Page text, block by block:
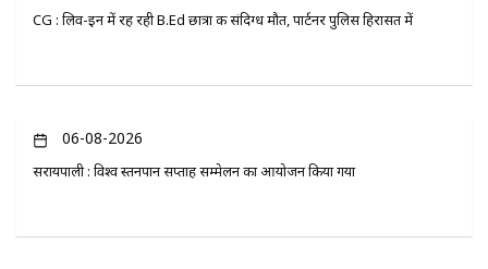
CG : लिव-इन में रह रही B.Ed छात्रा की संदिग्ध मौत, पार्टनर पुलिस हिरासत में
06-08-2026
सरायपाली : विश्व स्तनपान सप्ताह सम्मेलन का आयोजन किया गया